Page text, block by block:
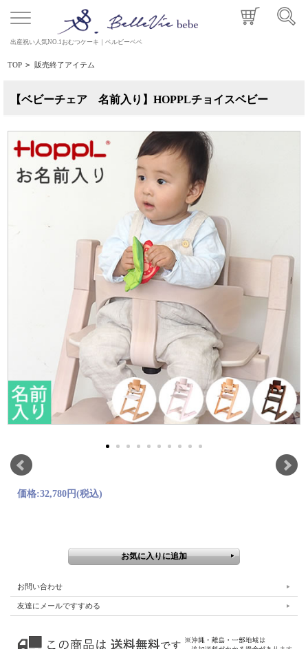
出産祝い人気NO.1おむつケーキ｜ベルビーベベ
TOP > 販売終了アイテム
【ベビーチェア 名前入り】HOPPLチョイスベビー
価格:32,780円(税込)
お問い合わせ
友達にメールですすめる